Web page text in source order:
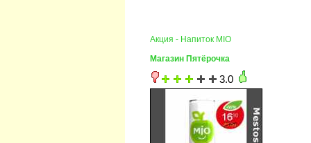
Акция - Напиток MIO
Магазин Пятёрочка
3.0